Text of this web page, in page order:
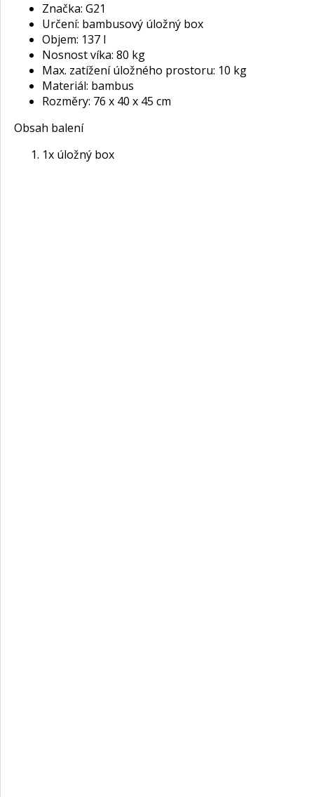
Značka: G21
Určení: bambusový úložný box
Objem: 137 l
Nosnost víka: 80 kg
Max. zatížení úložného prostoru: 10 kg
Materiál: bambus
Rozměry: 76 x 40 x 45 cm
Obsah balení
1x úložný box